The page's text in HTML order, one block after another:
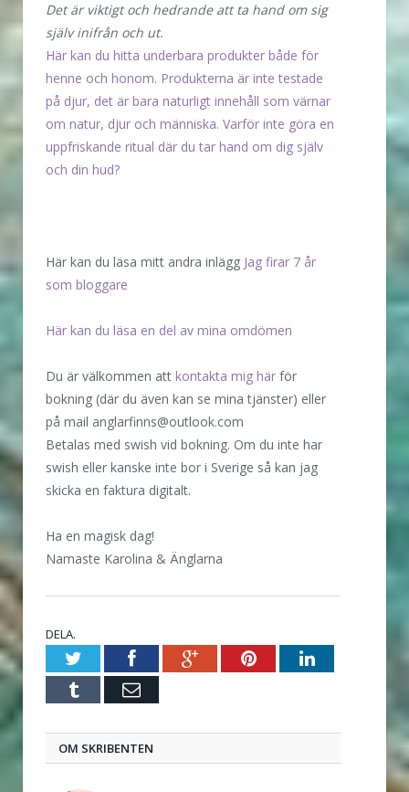
Det är viktigt och hedrande att ta hand om sig
själv inifrån och ut.
Här kan du hitta underbara produkter både för
henne och honom. Produkterna är inte testade
på djur, det är bara naturligt innehåll som värnar
om natur, djur och människa. Varför inte göra en
uppfriskande ritual där du tar hand om dig själv
och din hud?
Här kan du läsa mitt andra inlägg Jag firar 7 år
som bloggare
Här kan du läsa en del av mina omdömen
Du är välkommen att kontakta mig här för
bokning (där du även kan se mina tjänster) eller
på mail anglarfinns@outlook.com
Betalas med swish vid bokning. Om du inte har
swish eller kanske inte bor i Sverige så kan jag
skicka en faktura digitalt.
Ha en magisk dag!
Namaste Karolina & Änglarna
DELA.
TwitterFacebookGoogle+PinterestLinkedIn
Tumblr E-
OM SKRIBENTEN